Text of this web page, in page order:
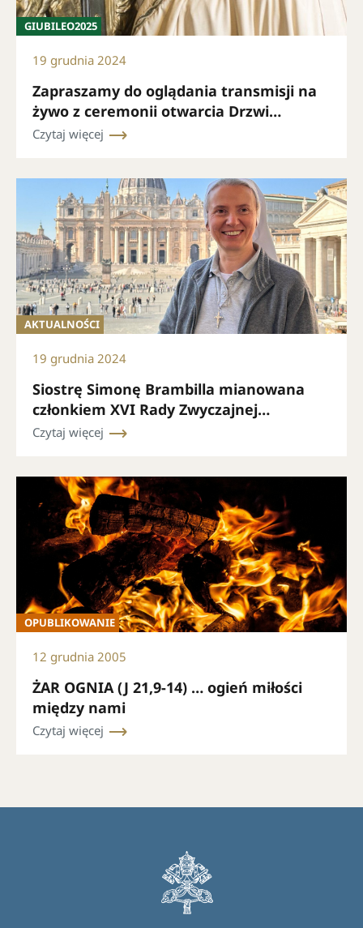
GIUBILEO2025
19 grudnia 2024
Zapraszamy do oglądania transmisji na
żywo z ceremonii otwarcia Drzwi
Świętych Bazyliki Świętego Piotra 24
Czytaj więcej
AKTUALNOŚCI
19 grudnia 2024
Siostrę Simonę Brambilla mianowana
członkiem XVI Rady Zwyczajnej
Sekretariatu Generalnego Synodu
Czytaj więcej
OPUBLIKOWANIE
12 grudnia 2005
ŻAR OGNIA (J 21,9-14) … ogień miłości
między nami
Czytaj więcej